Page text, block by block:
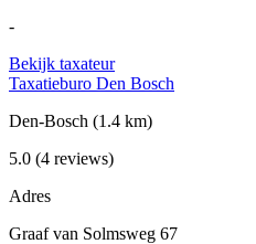
-
Bekijk taxateur
Taxatieburo Den Bosch
Den-Bosch (1.4 km)
5.0 (4 reviews)
Adres
Graaf van Solmsweg 67